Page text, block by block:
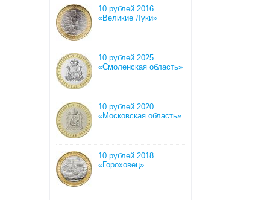
10 рублей 2016
«Великие Луки»
10 рублей 2025
«Смоленская область»
10 рублей 2020
«Московская область»
10 рублей 2018
«Гороховец»